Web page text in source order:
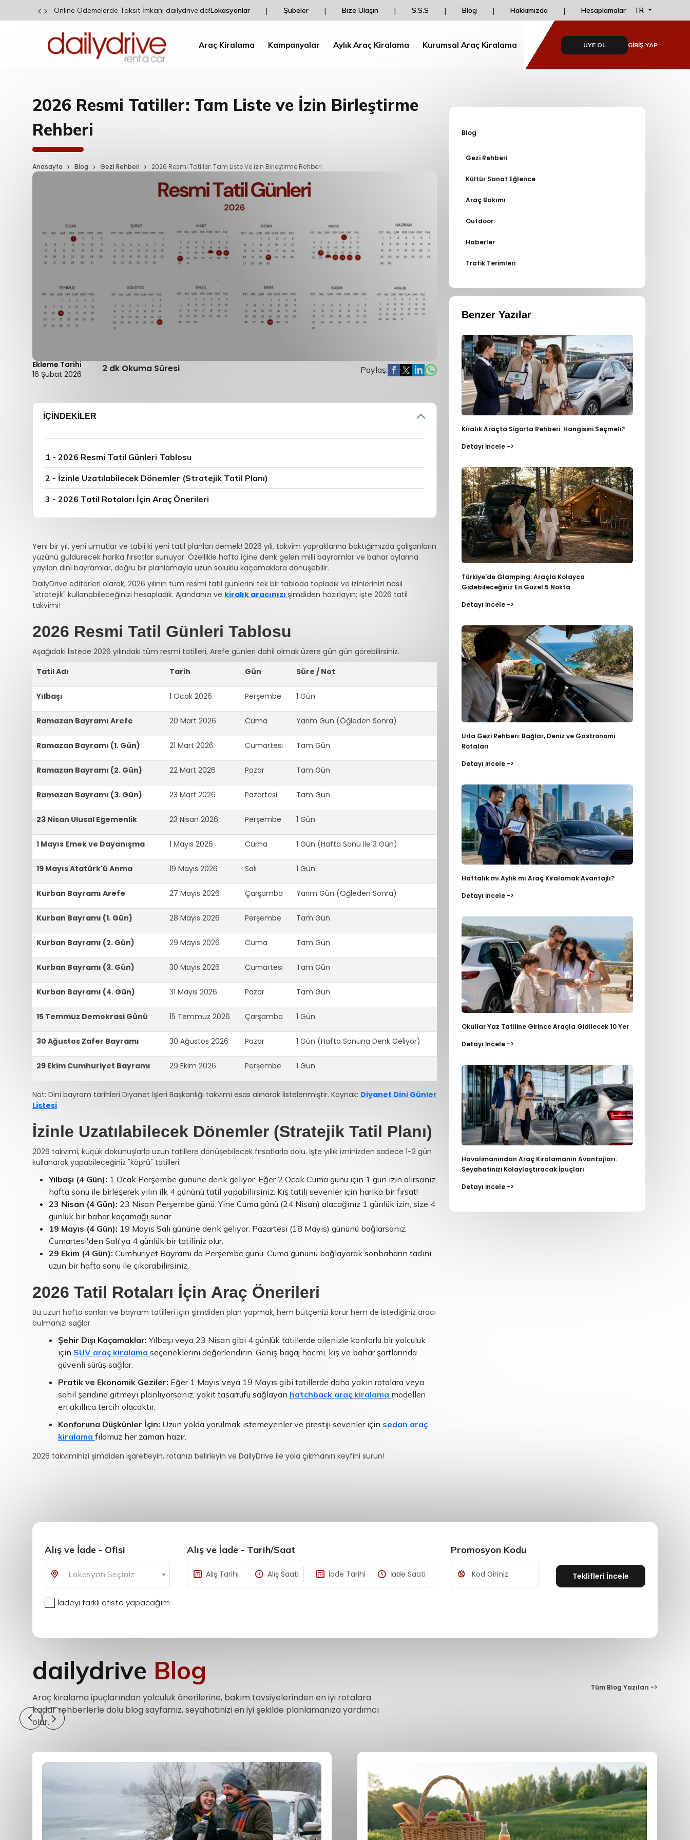
Garanti BBVA Kart Sahiplerine Özel İndirim!
İndirim Kazan!
Online Ödemelerde Taksit İmkanı dailydrive'da!
Lokasyonlar | Şubeler | Bize Ulaşın | S.S.S | Blog | Hakkımızda | Hesaplamalar TR
Araç Kiralama Kampanyalar Aylık Araç Kiralama Kurumsal Araç Kiralama ÜYE OL GİRİŞ YAP
2026 Resmi Tatiller: Tam Liste ve İzin Birleştirme
Rehberi
Anasayfa Blog Gezi Rehberi 2026 Resmi Tatiller: Tam Liste Ve İzin Birleştirme Rehberi
Ekleme Tarihi
16 Şubat 2026
2 dk Okuma Süresi Paylaş:
İÇİNDEKİLER
1 - 2026 Resmi Tatil Günleri Tablosu
2 - İzinle Uzatılabilecek Dönemler (Stratejik Tatil Planı)
3 - 2026 Tatil Rotaları İçin Araç Önerileri
Yeni bir yıl, yeni umutlar ve tabii ki yeni tatil planları demek! 2026 yılı, takvim yapraklarına baktığımızda çalışanların
yüzünü güldürecek harika fırsatlar sunuyor. Özellikle hafta içine denk gelen milli bayramlar ve bahar aylarına
yayılan dini bayramlar, doğru bir planlamayla uzun soluklu kaçamaklara dönüşebilir.
DailyDrive editörleri olarak, 2026 yılının tüm resmi tatil günlerini tek bir tabloda topladık ve izinlerinizi nasıl
"stratejik" kullanabileceğinizi hesapladık. Ajandanızı ve kiralık aracınızı şimdiden hazırlayın; işte 2026 tatil
takvimi!
2026 Resmi Tatil Günleri Tablosu
Aşağıdaki listede 2026 yılındaki tüm resmi tatilleri, Arefe günleri dahil olmak üzere gün gün görebilirsiniz.
Tatil Adı
Tarih Gün Süre / Not
Yılbaşı 1 Ocak 2026 Perşembe 1 Gün
Ramazan Bayramı Arefe 20 Mart 2026 Cuma Yarım Gün (Öğleden Sonra)
Ramazan Bayramı (1. Gün) 21 Mart 2026 Cumartesi Tam Gün
Ramazan Bayramı (2. Gün) 22 Mart 2026 Pazar Tam Gün
Ramazan Bayramı (3. Gün) 23 Mart 2026 Pazartesi Tam Gün
23 Nisan Ulusal Egemenlik 23 Nisan 2026 Perşembe 1 Gün
1 Mayıs Emek ve Dayanışma 1 Mayıs 2026 Cuma 1 Gün (Hafta Sonu ile 3 Gün)
19 Mayıs Atatürk'ü Anma 19 Mayıs 2026 Salı 1 Gün
Kurban Bayramı Arefe 27 Mayıs 2026 Çarşamba Yarım Gün (Öğleden Sonra)
Kurban Bayramı (1. Gün) 28 Mayıs 2026 Perşembe Tam Gün
Kurban Bayramı (2. Gün) 29 Mayıs 2026 Cuma Tam Gün
Kurban Bayramı (3. Gün) 30 Mayıs 2026 Cumartesi Tam Gün
Kurban Bayramı (4. Gün) 31 Mayıs 2026 Pazar Tam Gün
15 Temmuz Demokrasi Günü 15 Temmuz 2026 Çarşamba 1 Gün
30 Ağustos Zafer Bayramı 30 Ağustos 2026 Pazar 1 Gün (Hafta Sonuna Denk Geliyor)
29 Ekim Cumhuriyet Bayramı 29 Ekim 2026 Perşembe 1 Gün
Not: Dini bayram tarihleri Diyanet İşleri Başkanlığı takvimi esas alınarak listelenmiştir. Kaynak: Diyanet Dini Günler
Listesi
İzinle Uzatılabilecek Dönemler (Stratejik Tatil Planı)
2026 takvimi, küçük dokunuşlarla uzun tatillere dönüşebilecek fırsatlarla dolu. İşte yıllık izninizden sadece 1-2 gün
kullanarak yapabileceğiniz "köprü" tatilleri:
Yılbaşı (4 Gün): 1 Ocak Perşembe gününe denk geliyor. Eğer 2 Ocak Cuma günü için 1 gün izin alırsanız,
hafta sonu ile birleşerek yılın ilk 4 gününü tatil yapabilirsiniz. Kış tatili sevenler için harika bir fırsat!
23 Nisan (4 Gün): 23 Nisan Perşembe günü. Yine Cuma günü (24 Nisan) alacağınız 1 günlük izin, size 4
günlük bir bahar kaçamağı sunar.
19 Mayıs (4 Gün): 19 Mayıs Salı gününe denk geliyor. Pazartesi (18 Mayıs) gününü bağlarsanız,
Cumartesi'den Salı'ya 4 günlük bir tatiliniz olur.
29 Ekim (4 Gün): Cumhuriyet Bayramı da Perşembe günü. Cuma gününü bağlayarak sonbaharın tadını
uzun bir hafta sonu ile çıkarabilirsiniz.
2026 Tatil Rotaları İçin Araç Önerileri
Bu uzun hafta sonları ve bayram tatilleri için şimdiden plan yapmak, hem bütçenizi korur hem de istediğiniz aracı
bulmanızı sağlar.
Şehir Dışı Kaçamaklar:Yılbaşı veya 23 Nisan gibi 4 günlük tatillerde ailenizle konforlu bir yolculuk
için SUV araç kiralama seçeneklerini değerlendirin. Geniş bagaj hacmi, kış ve bahar şartlarında
güvenli sürüş sağlar.
Pratik ve Ekonomik Geziler: Eğer 1 Mayıs veya 19 Mayıs gibi tatillerde daha yakın rotalara veya
sahil şeridine gitmeyi planlıyorsanız, yakıt tasarrufu sağlayan hatchback araç kiralama modelleri
en akıllıca tercih olacaktır.
Konforuna Düşkünler İçin: Uzun yolda yorulmak istemeyenler ve prestiji sevenler için sedan araç
kiralama filomuz her zaman hazır.
2026 takviminizi şimdiden işaretleyin, rotanızı belirleyin ve DailyDrive ile yola çıkmanın keyfini sürün!
Blog
Gezi Rehberi
Kültür Sanat Eğlence
Araç Bakımı
Outdoor
Haberler
Trafik Terimleri
Benzer Yazılar
Kiralık Araçta Sigorta Rehberi: Hangisini Seçmeli?
Detayı İncele ->
Türkiye'de Glamping: Araçla Kolayca
Gidebileceğiniz En Güzel 5 Nokta
Detayı İncele ->
Urla Gezi Rehberi: Bağlar, Deniz ve Gastronomi
Rotaları
Detayı İncele ->
Haftalık mı Aylık mı Araç Kiralamak Avantajlı?
Detayı İncele ->
Okullar Yaz Tatiline Girince Araçla Gidilecek 10 Yer
Detayı İncele ->
Havalimanından Araç Kiralamanın Avantajları:
Seyahatinizi Kolaylaştıracak İpuçları
Detayı İncele ->
Alış ve İade - Ofisi
Lokasyon Seçiniz
İadeyi farklı ofiste yapacağım
Alış ve İade - Tarih/Saat Promosyon Kodu
Teklifleri İncele
dailydrive Blog
Araç kiralama ipuçlarından yolculuk önerilerine, bakım tavsiyelerinden en iyi rotalara
kadar rehberlerle dolu blog sayfamız, seyahatinizi en iyi şekilde planlamanıza yardımcı
olur.
Tüm Blog Yazıları ->